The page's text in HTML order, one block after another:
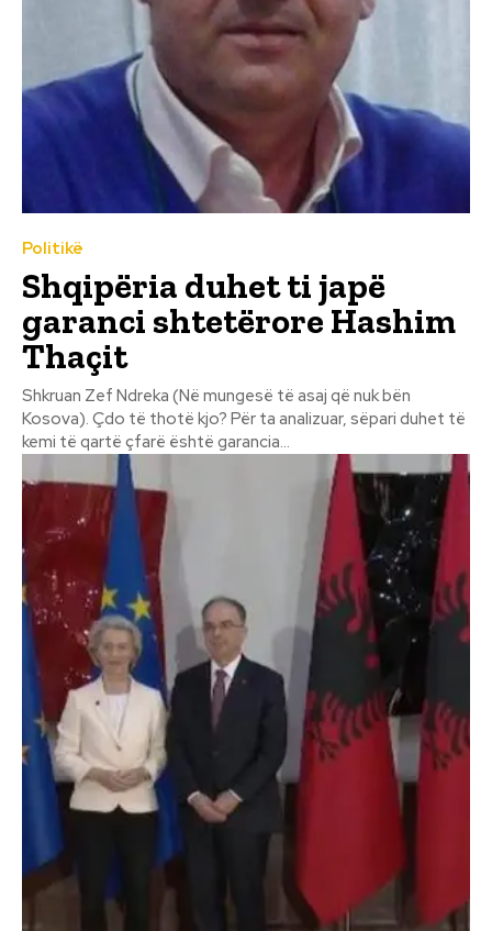
Politikë
Shqipëria duhet ti japë
garanci shtetërore Hashim
Thaçit
Shkruan Zef Ndreka (Në mungesë të asaj që nuk bën
Kosova). Çdo të thotë kjo? Për ta analizuar, sëpari duhet të
kemi të qartë çfarë është garancia...